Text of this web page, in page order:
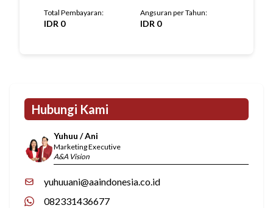
Total Pembayaran:
IDR 0
Angsuran per Tahun:
IDR 0
Hubungi Kami
Yuhuu / Ani
Marketing Executive
A&A Vision
yuhuuani@aaindonesia.co.id
082331436677